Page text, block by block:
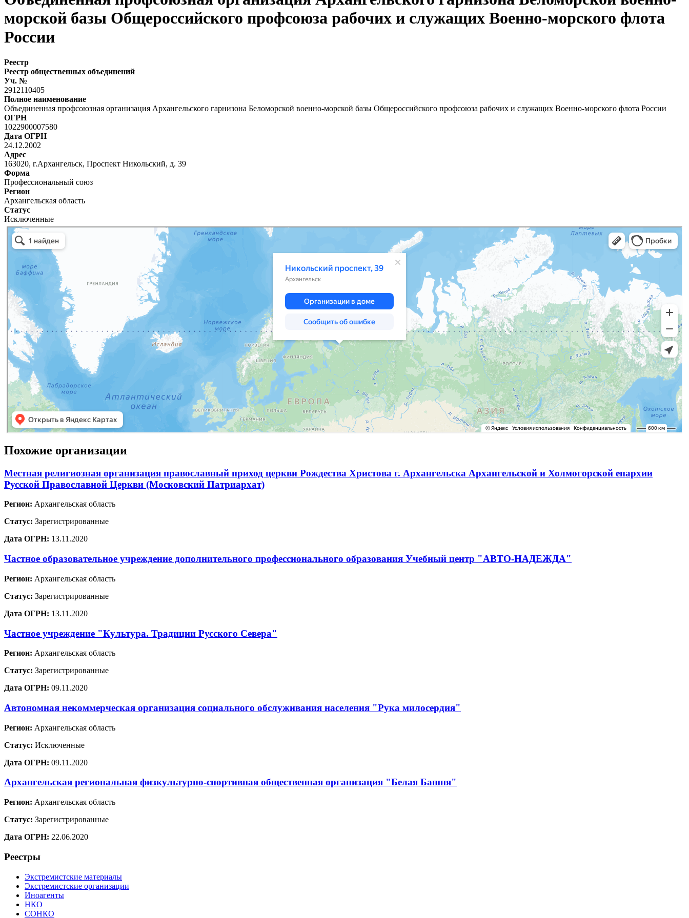
морской базы Общероссийского профсоюза рабочих и служащих Военно-морского флота
России
Реестр
Реестр общественных объединений
Уч. №
2912110405
Полное наименование
Объединенная профсоюзная организация Архангельского гарнизона Беломорской военно-морской базы Общероссийского профсоюза рабочих и служащих Военно-морского флота России
ОГРН
1022900007580
Дата ОГРН
24.12.2002
Адрес
163020, г.Архангельск, Проспект Никольский, д. 39
Форма
Профессиональный союз
Регион
Архангельская область
Статус
Исключенные
Похожие организации
Местная религиозная организация православный приход церкви Рождества Христова г. Архангельска Архангельской и Холмогорской епархии
Русской Православной Церкви (Московский Патриархат)
Регион: Архангельская область
Статус: Зарегистрированные
Дата ОГРН: 13.11.2020
Частное образовательное учреждение дополнительного профессионального образования Учебный центр "АВТО-НАДЕЖДА"
Регион: Архангельская область
Статус: Зарегистрированные
Дата ОГРН: 13.11.2020
Частное учреждение "Культура. Традиции Русского Севера"
Регион: Архангельская область
Статус: Зарегистрированные
Дата ОГРН: 09.11.2020
Автономная некоммерческая организация социального обслуживания населения "Рука милосердия"
Регион: Архангельская область
Статус: Исключенные
Дата ОГРН: 09.11.2020
Архангельская региональная физкультурно-спортивная общественная организация "Белая Башня"
Регион: Архангельская область
Статус: Зарегистрированные
Дата ОГРН: 22.06.2020
Реестры
Экстремистские материалы
Экстремистские организации
Иноагенты
НКО
СОНКО